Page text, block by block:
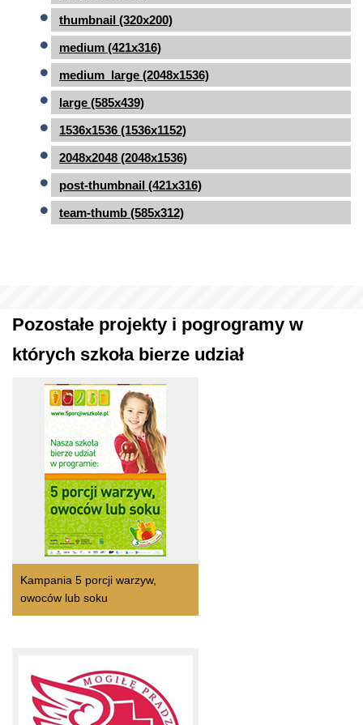
thumbnail (320x200)
medium (421x316)
medium_large (2048x1536)
large (585x439)
1536x1536 (1536x1152)
2048x2048 (2048x1536)
post-thumbnail (421x316)
team-thumb (585x312)
Pozostałe projekty i pogrogramy w
których szkoła bierze udział
Kampania 5 porcji warzyw,
owoców lub soku